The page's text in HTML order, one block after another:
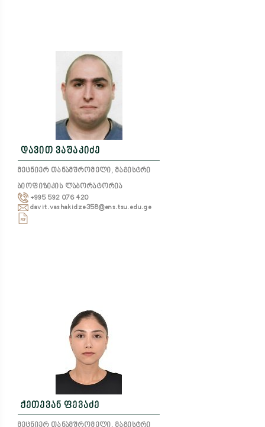
დავით ვაშაკიძე
მეცნიერ თანამშრომელი, მაგისტრი
ბიოფიზიკის ლაბორატორია
+995 592 076 420
davit.vashakidze358@ens.tsu.edu.ge
ქეთევან ფევაძე